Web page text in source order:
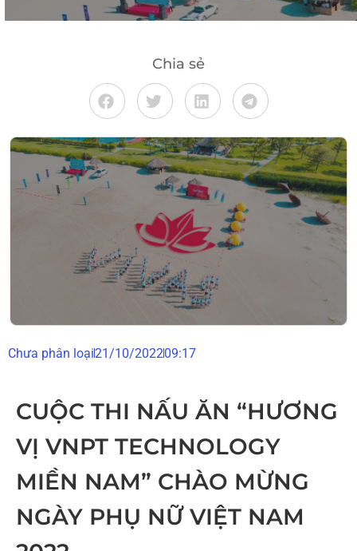
Chia sẻ
Chưa phân loại21/10/202209:17
CUỘC THI NẤU ĂN “HƯƠNG
VỊ VNPT TECHNOLOGY
MIỀN NAM” CHÀO MỪNG
NGÀY PHỤ NỮ VIỆT NAM